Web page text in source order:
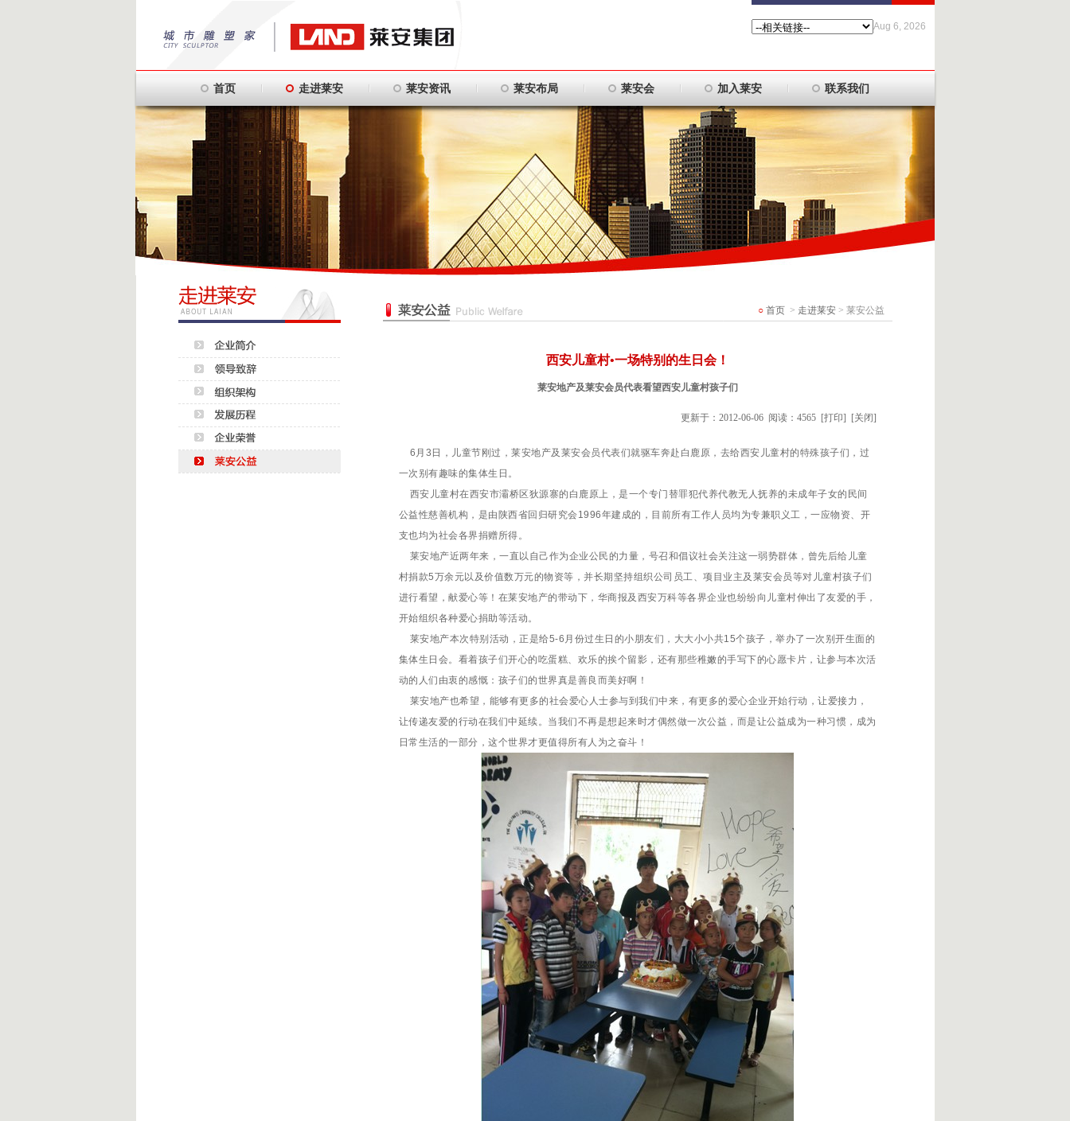
Aug 6, 2026
首页 走进莱安 莱安资讯 莱安布局 莱安会 加入莱安 联系我们
○ 首页> 走进莱安> 莱安公益
西安儿童村•一场特别的生日会！
莱安地产及莱安会员代表看望西安儿童村孩子们
更新于：2012-06-06 阅读：4565 [打印] [关闭]
6月3日，儿童节刚过，莱安地产及莱安会员代表们就驱车奔赴白鹿原，去给西安儿童村的特殊孩子们，过
一次别有趣味的集体生日。
西安儿童村在西安市灞桥区狄源寨的白鹿原上，是一个专门替罪犯代养代教无人抚养的未成年子女的民间
公益性慈善机构，是由陕西省回归研究会1996年建成的，目前所有工作人员均为专兼职义工，一应物资、开
支也均为社会各界捐赠所得。
莱安地产近两年来，一直以自己作为企业公民的力量，号召和倡议社会关注这一弱势群体，曾先后给儿童
村捐款5万余元以及价值数万元的物资等，并长期坚持组织公司员工、项目业主及莱安会员等对儿童村孩子们
进行看望，献爱心等！在莱安地产的带动下，华商报及西安万科等各界企业也纷纷向儿童村伸出了友爱的手，
开始组织各种爱心捐助等活动。
莱安地产本次特别活动，正是给5-6月份过生日的小朋友们，大大小小共15个孩子，举办了一次别开生面的
集体生日会。看着孩子们开心的吃蛋糕、欢乐的挨个留影，还有那些稚嫩的手写下的心愿卡片，让参与本次活
动的人们由衷的感慨：孩子们的世界真是善良而美好啊！
莱安地产也希望，能够有更多的社会爱心人士参与到我们中来，有更多的爱心企业开始行动，让爱接力，
让传递友爱的行动在我们中延续。当我们不再是想起来时才偶然做一次公益，而是让公益成为一种习惯，成为
日常生活的一部分，这个世界才更值得所有人为之奋斗！